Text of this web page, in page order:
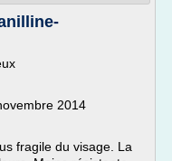
2014
fragile du visage. La